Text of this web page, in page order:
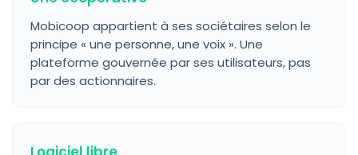
Mobicoop appartient à ses sociétaires selon le
principe « une personne, une voix ». Une
plateforme gouvernée par ses utilisateurs, pas
par des actionnaires.